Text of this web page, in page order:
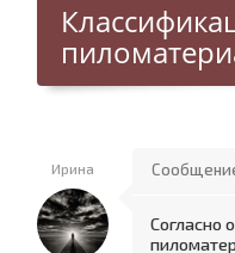
Ирина
Согласно